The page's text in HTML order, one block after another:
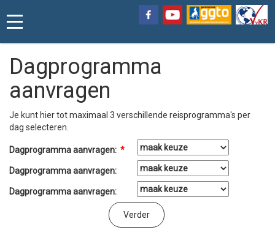
Dagprogramma
aanvragen
Je kunt hier tot maximaal 3 verschillende reisprogramma's per
dag selecteren.
Dagprogramma aanvragen: *
Dagprogramma aanvragen:
Dagprogramma aanvragen: